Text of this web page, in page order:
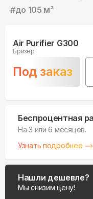
#до 105 м²
Air Purifier G300
Бризер
Под заказ
Беспроцентная
На 3 или 6 месяцев.
Узнать подробнее
Нашли дешевле?
Мы снизим цену!